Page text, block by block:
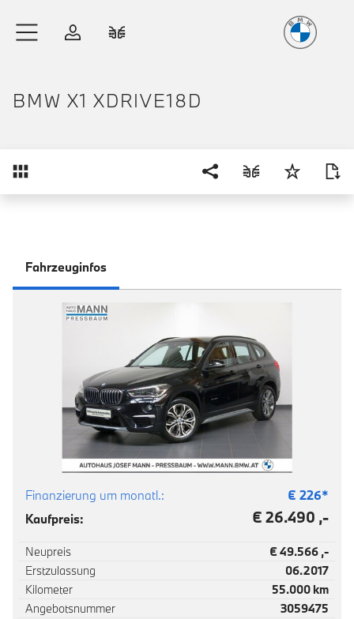
Anmelden
BMW X1 XDRIVE18D
Fahrzeuginfos
Finanzierung um monatl.: € 226*
Kaufpreis:
€ 26.490 ,-
Neupreis
€ 49.566 ,-
Erstzulassung
06.2017
Kilometer
55.000 km
Angebotsnummer
3059475